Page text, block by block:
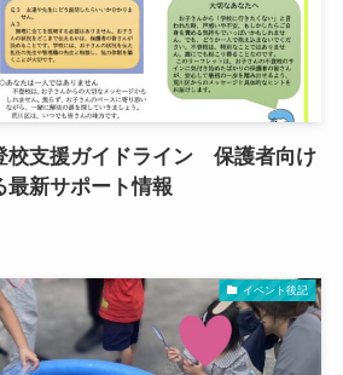
校支援ガイドライン 保護者向け
最新サポート情報
イベント後記